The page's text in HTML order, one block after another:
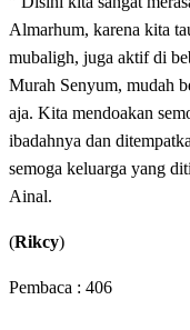
Almarhum, karena kita
mubaligh, juga aktif di
Murah Senyum, mudah
aja. Kita mendoakan
ibadahnya dan
semoga keluarga yang
Ainal.
(Rikcy)
Pembaca : 406